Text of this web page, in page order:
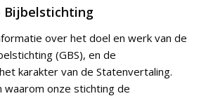
Bijbelstichting
over het doel en werk van de
(GBS), en de
karakter van de Statenvertaling.
waarom onze stichting de